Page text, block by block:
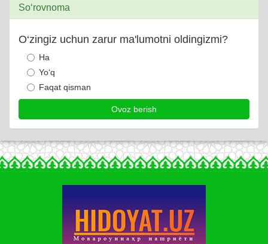
So‘rovnoma
O‘zingiz uchun zarur ma'lumotni oldingizmi?
Ha
Yo‘q
Faqat qisman